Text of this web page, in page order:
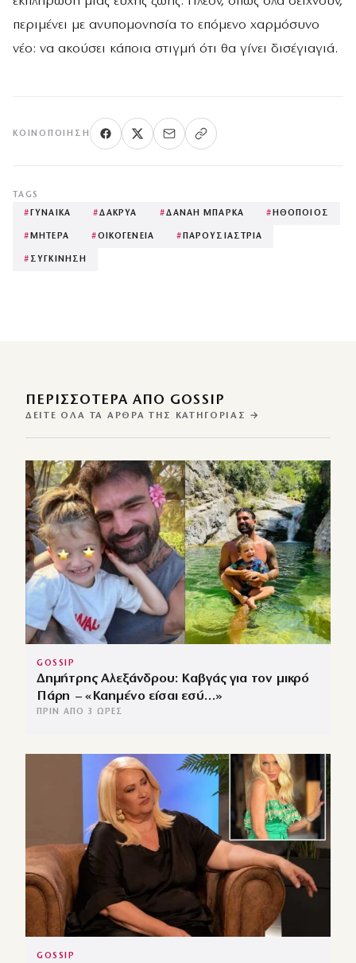
περιμένει με ανυπομονησία το επόμενο χαρμόσυνο
νέο: να ακούσει κάποια στιγμή ότι θα γίνει δισέγιαγιά.
ΚΟΙΝΟΠΟΊΗΣΗ
TAGS
# ΓΥΝΑΙΚΑ #ΔΑΚΡΥΑ #ΔΑΝΑΗ ΜΠΑΡΚΑ # ΗΘΟΠΟΙΟΣ
# ΜΗΤΕΡΑ #ΟΙΚΟΓΕΝΕΙΑ # ΠΑΡΟΥΣΙΑΣΤΡΙΑ
# ΣΥΓΚΙΝΗΣΗ
ΠΕΡΙΣΣΌΤΕΡΑ ΑΠΌ GOSSIP
ΔΕΊΤΕ ΌΛΑ ΤΑ ΆΡΘΡΑ ΤΗΣ ΚΑΤΗΓΟΡΊΑΣ →
GOSSIP
Δημήτρης Αλεξάνδρου: Καβγάς για τον μικρό
Πάρη – «Καημένο είσαι εσύ…»
ΠΡΙΝ ΑΠΌ 3 ΏΡΕΣ
GOSSIP